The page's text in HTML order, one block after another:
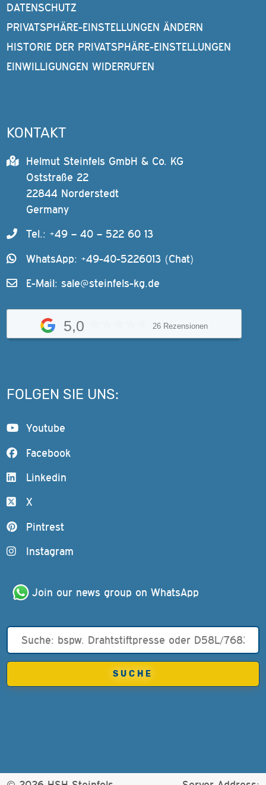
DATENSCHUTZ
PRIVATSPHÄRE-EINSTELLUNGEN ÄNDERN
HISTORIE DER PRIVATSPHÄRE-EINSTELLUNGEN
EINWILLIGUNGEN WIDERRUFEN
KONTAKT
Helmut Steinfels GmbH & Co. KG
Oststraße 22
22844 Norderstedt
Germany
Tel.: +49 – 40 – 522 60 13
WhatsApp: +49-40-5226013 (Chat)
E-Mail: sale@steinfels-kg.de
5,0 26 Rezensionen
FOLGEN SIE UNS:
Youtube
Facebook
Linkedin
X
Pintrest
Instagram
Join our news group on WhatsApp